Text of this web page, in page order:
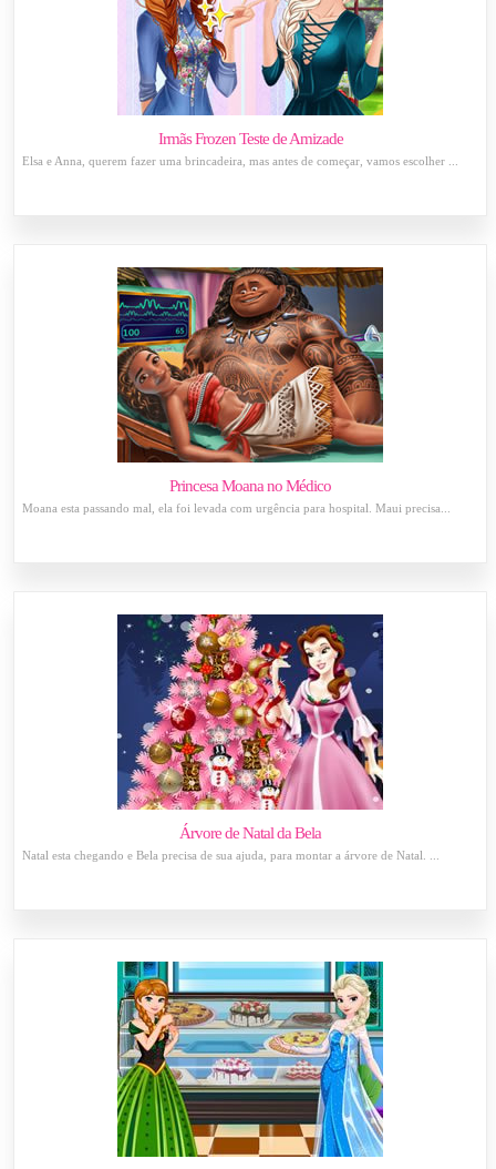
Irmãs Frozen Teste de Amizade
Elsa e Anna, querem fazer uma brincadeira, mas antes de começar, vamos escolher ...
Princesa Moana no Médico
Moana esta passando mal, ela foi levada com urgência para hospital. Maui precisa...
Árvore de Natal da Bela
Natal esta chegando e Bela precisa de sua ajuda, para montar a árvore de Natal. ...